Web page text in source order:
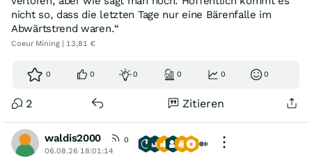
nicht so, dass die letzten Tage nur eine Bärenfalle im
Abwärtstrend waren.“
Coeur Mining | 13,81 €
0 0 0 0 0 0
2 Zitieren
waldis2000
0
06.08.26 18:01:14